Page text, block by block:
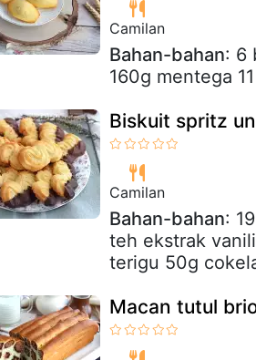
Camilan
Bahan-bahan: 6
160g mentega
Biskuit spritz
Camilan
Bahan-bahan:
teh ekstrak
terigu 50g
Macan tutul